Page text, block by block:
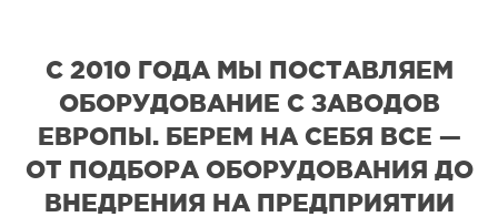
С 2010 ГОДА МЫ ПОСТАВЛЯЕМ
ОБОРУДОВАНИЕ С ЗАВОДОВ
ЕВРОПЫ. БЕРЕМ НА СЕБЯ ВСЕ —
ОТ ПОДБОРА ОБОРУДОВАНИЯ ДО
ВНЕДРЕНИЯ НА ПРЕДПРИЯТИИ